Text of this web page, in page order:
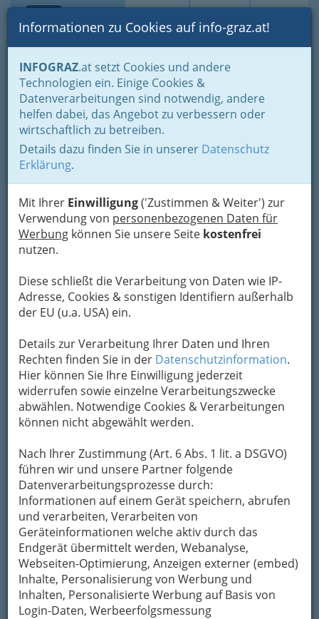
Suche Login Toggle
Informationen zu Cookies auf info-graz.at!
INFOGRAZ.at setzt Cookies und andere
Technologien ein. Einige Cookies &
Datenverarbeitungen sind notwendig, andere
helfen dabei, das Angebot zu verbessern oder
wirtschaftlich zu betreiben.
Details dazu finden Sie in unserer Datenschutz
Erklärung.
Mit Ihrer Einwilligung('Zustimmen & Weiter') zur
Verwendung von personenbezogenen Daten für
Werbung können Sie unsere Seite kostenfrei
nutzen.
Diese schließt die Verarbeitung von Daten wie IP-
Adresse, Cookies & sonstigen Identifiern außerhalb
der EU (u.a. USA) ein.
Details zur Verarbeitung Ihrer Daten und Ihren
Rechten finden Sie in der Datenschutzinformation.
Hier können Sie Ihre Einwilligung jederzeit
widerrufen sowie einzelne Verarbeitungszwecke
abwählen. Notwendige Cookies & Verarbeitungen
können nicht abgewählt werden.
Nach Ihrer Zustimmung (Art. 6 Abs. 1 lit. a DSGVO)
führen wir und unsere Partner folgende
Datenverarbeitungsprozesse durch:
Informationen auf einem Gerät speichern, abrufen
und verarbeiten, Verarbeiten von
Geräteinformationen welche aktiv durch das
Endgerät übermittelt werden, Webanalyse,
Webseiten-Optimierung, Anzeigen externer (embed)
Inhalte, Personalisierung von Werbung und
Inhalten, Personalisierte Werbung auf Basis von
Login-Daten, Werbeerfolgsmessung
Home Branchen Informationsstellen
Medien - Information
Radio
Österr. Radiostationen
Österr. Radiostationen
Hier finden Sie Links zu österreichischen
Radiostationen. Fehlen wichtige Links in unserer
Sammlung? -Teilen Sie sie uns einfach mit!
Bezirksauswahl
Alle Bezirke
1
Radio Soundportal
Friedrichgasse 27, 8010 Graz
+43 316 814 141
+43 316 814 141 - 51
Das Soundportal des Grazer 24h-
Jugendradiosenders 97,9 FM mit Audioservice
wie Internetradio in CD-Qualität, Music on
täglich aktualisierte Contentrubriken aus
Musik, Web, Kino & TV, Comedy, Multimedia,
Games, Cummunity, Dates, Events.
Kategorien
Radio 1476
Webseite E-Mail Eintrag ändern
Kategorien